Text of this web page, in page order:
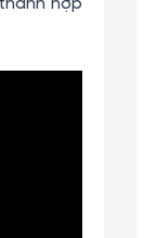
hợp